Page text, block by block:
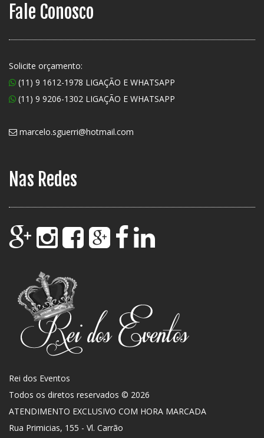
Fale Conosco
Solicite orçamento:
(11) 9 1612-1978 LIGAÇÃO E WHATSAPP
(11) 9 9206-1302 LIGAÇÃO E WHATSAPP
marcelo.sguerri@hotmail.com
Nas Redes
Rei dos Eventos
Todos os diretos reservados © 2026
ATENDIMENTO EXCLUSIVO COM HORA MARCADA
Rua Primicias, 155 - Vl. Carrão